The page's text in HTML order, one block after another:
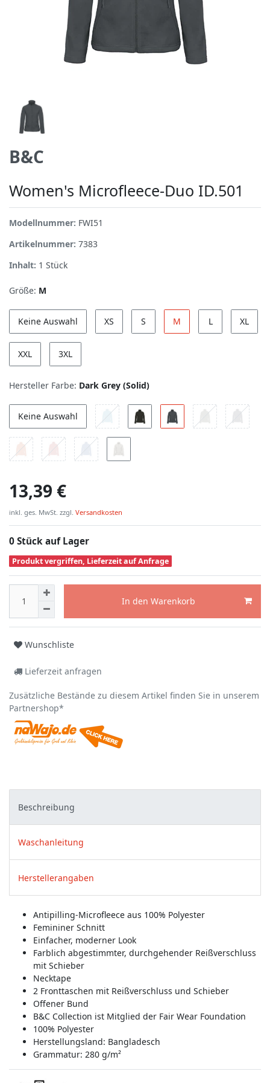
B&C
Women's Microfleece-Duo ID.501
Modellnummer: FWI51
Artikelnummer: 7383
Inhalt: 1 Stück
Größe: M
Keine Auswahl XS S M L XL
XXL 3XL
Hersteller Farbe: Dark Grey (Solid)
Keine Auswahl
13,39 €
inkl. ges. MwSt. zzgl. Versandkosten
0 Stück auf Lager
Produkt vergriffen, Lieferzeit auf Anfrage
In den Warenkorb
Wunschliste
Lieferzeit anfragen
Zusätzliche Bestände zu diesem Artikel finden Sie in unserem
Partnershop*
Beschreibung
Waschanleitung
Herstellerangaben
Antipilling-Microfleece aus 100% Polyester
Femininer Schnitt
Einfacher, moderner Look
Farblich abgestimmter, durchgehender Reißverschluss
mit Schieber
Necktape
2 Fronttaschen mit Reißverschluss und Schieber
Offener Bund
B&C Collection ist Mitglied der Fair Wear Foundation
100% Polyester
Herstellungsland: Bangladesch
Grammatur: 280 g/m²